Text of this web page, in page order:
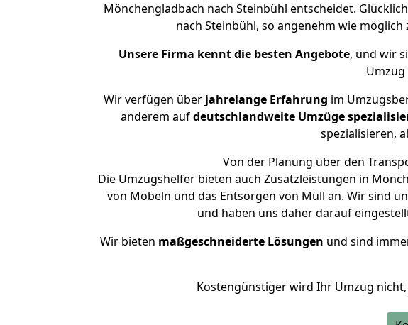
Mönchengladbach nach Steinbühl entscheidet.
nach Steinbühl, so angenehm wie möglich
Unsere Firma kennt die besten Angebote, und wir
Wir verfügen überjahrelange Erfahrung im
anderem aufdeutschlandweite Umzüge
spezialisieren,
Von der Planung über den
Die Umzugshelfer bieten auch Zusatzleistungen in
von Möbeln und das Entsorgen von Müll an. Wir sind
und haben uns daher darauf
Wir bieten maßgeschneiderte Lösungen und sind
Kostengünstiger wird Ihr Umzug